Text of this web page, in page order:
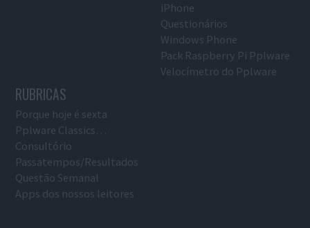
iPhone
Questionários
Windows Phone
Pack Raspberry Pi Pplware
Velocímetro do Pplware
RUBRICAS
Porque hoje é sexta
Pplware Classics…
Consultório
Passatempos/Resultados
Questão Semanal
Apps dos nossos leitores